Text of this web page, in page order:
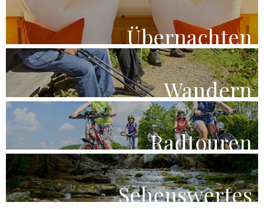
Übernachten
Wandern
Radtouren
Sehenswertes